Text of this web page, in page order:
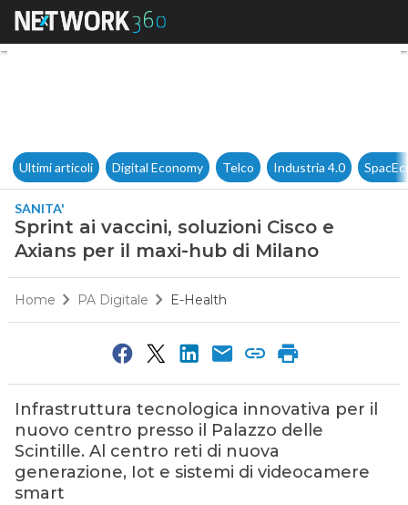
Sprint ai vaccini, soluzioni
Ultimi articoli Digital Economy Telco Industria 4.0
SANITA'
Sprint ai vaccini, soluzioni Cisco e
Axians per il maxi-hub di Milano
Home PA Digitale E-Health
Infrastruttura tecnologica innovativa per il
nuovo centro presso il Palazzo delle
Scintille. Al centro reti di nuova
generazione, Iot e sistemi di videocamere
smart